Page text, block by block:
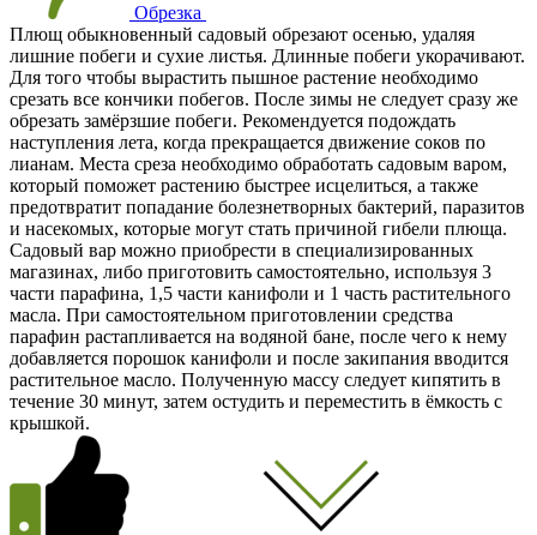
Обрезка
Плющ обыкновенный садовый обрезают осенью, удаляя
лишние побеги и сухие листья. Длинные побеги укорачивают.
Для того чтобы вырастить пышное растение необходимо
срезать все кончики побегов. После зимы не следует сразу же
обрезать замёрзшие побеги. Рекомендуется подождать
наступления лета, когда прекращается движение соков по
лианам. Места среза необходимо обработать садовым варом,
который поможет растению быстрее исцелиться, а также
предотвратит попадание болезнетворных бактерий, паразитов
и насекомых, которые могут стать причиной гибели плюща.
Садовый вар можно приобрести в специализированных
магазинах, либо приготовить самостоятельно, используя 3
части парафина, 1,5 части канифоли и 1 часть растительного
масла. При самостоятельном приготовлении средства
парафин растапливается на водяной бане, после чего к нему
добавляется порошок канифоли и после закипания вводится
растительное масло. Полученную массу следует кипятить в
течение 30 минут, затем остудить и переместить в ёмкость с
крышкой.